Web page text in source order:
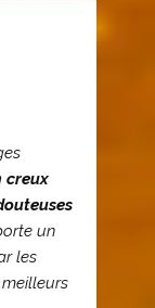
creux
un
les